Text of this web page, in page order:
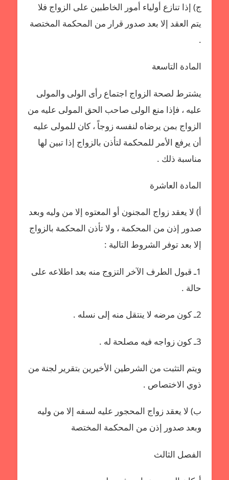
ج) إذا تنازع أولياء أمور الخاطبين على الزواج فلا
يتم العقد إلا بعد صدور قرار من المحكمة المختصة
.
المادة التاسعة
يشترط لصحة الزواج اجتماع رأى الولى والمولى
عليه ، فإذا منع الولى صاحب الحق المولى عليه من
الزواج بمن يرضاه لنفسه زوجاً ، كان للمولى عليه
أن يرفع الأمر للمحكمة لتأذن بالزواج إذا تبين لها
مناسبة ذلك .
المادة العاشرة
أ‌) لا يعقد زواج المجنون أو المعتوه إلا من وليه وبعد
صدور إذن من المحكمة ، ولا تأذن المحكمة بالزواج
إلا بعد توفر الشروط التالية :
1ـ قبول الطرف الآخر التزوج منه بعد اطلاعه على
حالة .
2ـ كون مرضه لا ينتقل منه إلى نسله .
3ـ كون زواجه فيه مصلحة له .
ويتم التثبت من الشرطين الأخيرين بتقرير لجنة من
ذوي الاختصاص .
ب) لا يعقد زواج المحجور عليه لسفه إلا من وليه
وبعد صدور إذن من المحكمة المختصة
الفصل الثالث